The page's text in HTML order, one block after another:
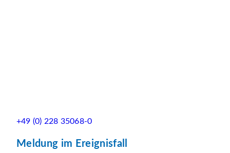
+49 (0) 228 35068-0
Meldung im Ereignisfall